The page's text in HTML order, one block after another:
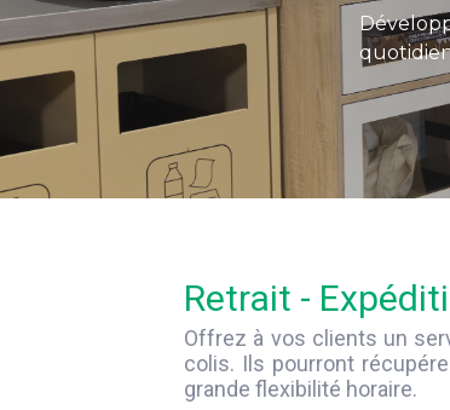
Retrait -
Offrez à vos clients un
colis. Ils pourront
grande flexibilité horaire.